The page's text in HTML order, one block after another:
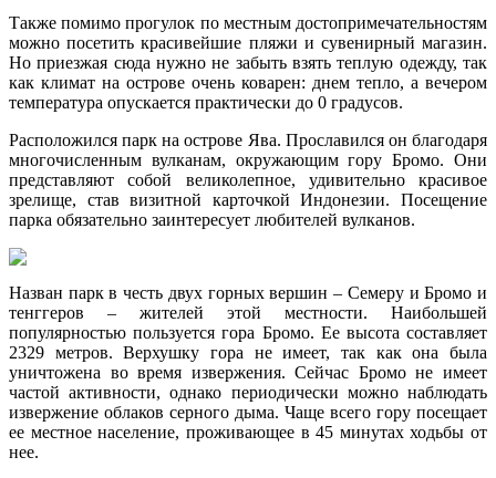
Также помимо прогулок по местным достопримечательностям
можно посетить красивейшие пляжи и сувенирный магазин.
Но приезжая сюда нужно не забыть взять теплую одежду, так
как климат на острове очень коварен: днем тепло, а вечером
температура опускается практически до 0 градусов.
Расположился парк на острове Ява. Прославился он благодаря
многочисленным вулканам, окружающим гору Бромо. Они
представляют собой великолепное, удивительно красивое
зрелище, став визитной карточкой Индонезии. Посещение
парка обязательно заинтересует любителей вулканов.
Назван парк в честь двух горных вершин – Семеру и Бромо и
тенггеров – жителей этой местности. Наибольшей
популярностью пользуется гора Бромо. Ее высота составляет
2329 метров. Верхушку гора не имеет, так как она была
уничтожена во время извержения. Сейчас Бромо не имеет
частой активности, однако периодически можно наблюдать
извержение облаков серного дыма. Чаще всего гору посещает
ее местное население, проживающее в 45 минутах ходьбы от
нее.